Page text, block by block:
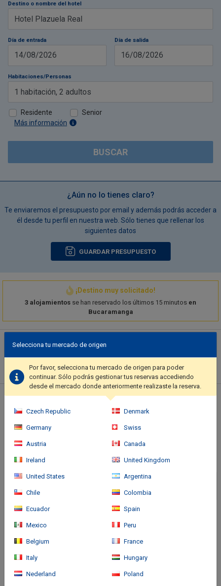
Destino o nombre del hotel
Día de entrada
14/08/2026
Día de salida
16/08/2026
Habitaciones/Personas
1 habitación, 2 adultos
Residente
Senior
Más información
BUSCAR
¿Aún no lo tienes claro?
Te enviaremos el presupuesto por email y además podrás acceder a
él desde tu perfil en nuestra web. Sólo tienes que rellenar los
siguientes datos
GUARDAR PRESUPUESTO
¡Destino muy solicitado!
3 alojamientos se han reservado los últimos 15 minutos en
Bucaramanga
Descripción del hotel
amenities such as a fitness center..
Ubicación del hotel
Selecciona tu mercado de origen
Por favor, selecciona tu mercado de origen para poder
continuar. Sólo podrás gestionar tus reservas accediendo
desde el mercado donde anteriormente realizaste la reserva.
Czech Republic Denmark
Germany Swiss
Austria Canada
Ireland United Kingdom
United States Argentina
Chile Colombia
Ecuador Spain
Mexico Peru
Belgium France
Italy Hungary
Nederland Poland